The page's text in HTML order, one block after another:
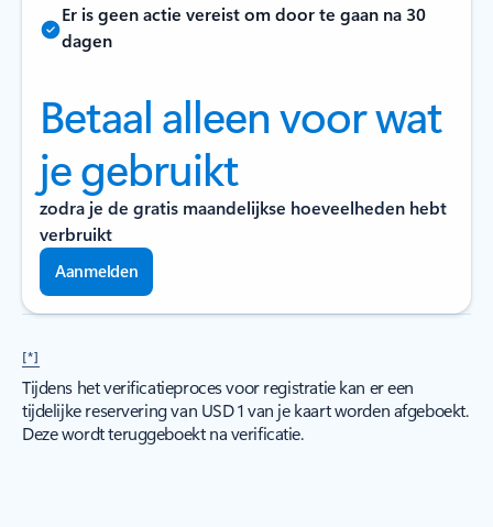
Er is geen actie vereist om door te gaan na 30
dagen
Betaal alleen voor wat
je gebruikt
zodra je de gratis maandelijkse hoeveelheden hebt
verbruikt
Aanmelden
[*]
Tijdens het verificatieproces voor registratie kan er een
tijdelijke reservering van USD 1 van je kaart worden afgeboekt.
Deze wordt teruggeboekt na verificatie.